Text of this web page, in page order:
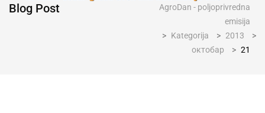
Blog Post
AgroDan - poljoprivredna
emisija
> Kategorija > 2013
>
октобар
> 21